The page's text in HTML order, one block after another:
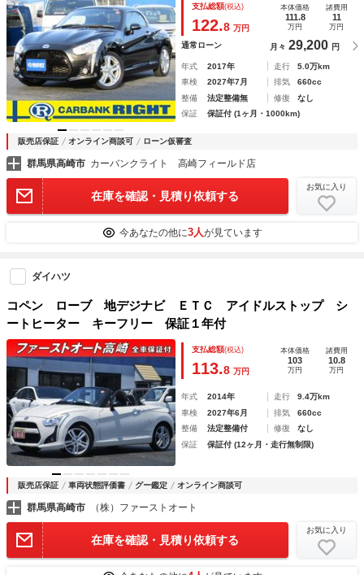
支払総額(税込)
122.8 万円
本体価格
111.8
万円
諸費用
11
万円
通常ローン 月々 29,200 円
年式 2017年 走行
5.0万km
車検
2027年7月 排気
660cc
整備
法定整備無 修復
なし
保証
保証付 (1ヶ月・1000km)
販売店保証 オンライン商談可 ローン仮審査
群馬県高崎市 カーバンクライト 高崎フィールド店
在庫を確認・見積り依頼する
お気に入り
今あなたの他に3人が見ています
ダイハツ
コペン ローブ 地デジナビ ＥＴＣ アイドルストップ シ
ートヒーター キーフリー 保証１年付
支払総額(税込)
113.8 万円
本体価格
103
万円
諸費用
10.8
万円
年式 2014年 走行
9.4万km
車検
2027年6月 排気
660cc
整備
法定整備付 修復
なし
保証
保証付 (12ヶ月・走行無制限)
販売店保証 車両状態評価書 グー鑑定 オンライン商談可
群馬県高崎市 （株）ファーストオート
在庫を確認・見積り依頼する
お気に入り